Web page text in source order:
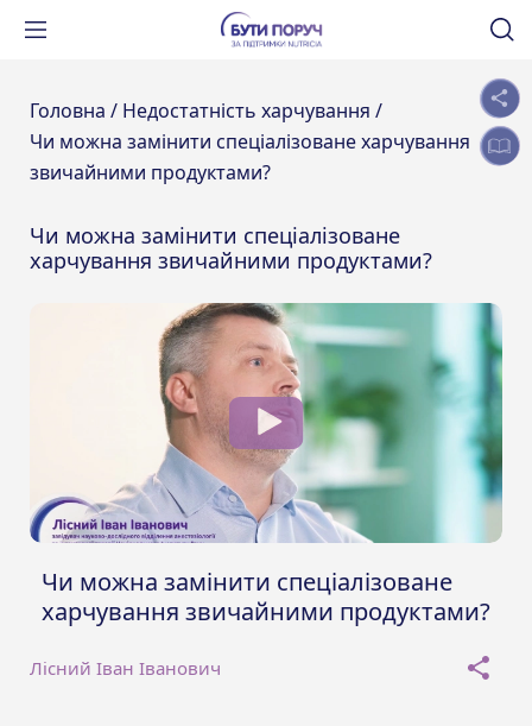
Головна / Недостатність харчування /
Чи можна замінити спеціалізоване харчування
звичайними продуктами?
Чи можна замінити спеціалізоване
харчування звичайними продуктами?
Чи можна замінити спеціалізоване
харчування звичайними продуктами?
Лісний Іван Іванович